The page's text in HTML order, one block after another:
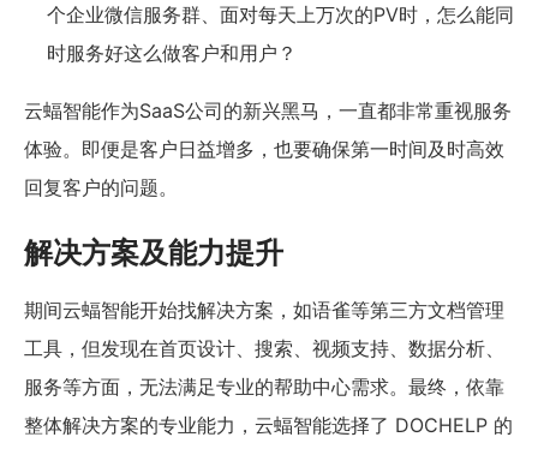
个企业微信服务群、面对每天上万次的PV时，怎么能同
时服务好这么做客户和用户？
云蝠智能作为SaaS公司的新兴黑马，一直都非常重视服务
体验。即便是客户日益增多，也要确保第一时间及时高效
回复客户的问题。
解决方案及能力提升
期间云蝠智能开始找解决方案，如语雀等第三方文档管理
工具，但发现在首页设计、搜索、视频支持、数据分析、
服务等方面，无法满足专业的帮助中心需求。最终，依靠
整体解决方案的专业能力，云蝠智能选择了 DOCHELP 的